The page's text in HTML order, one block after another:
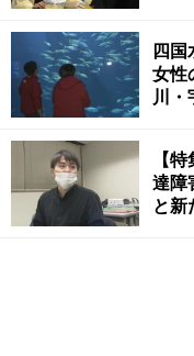
四
女性
川・
【
達障
と新